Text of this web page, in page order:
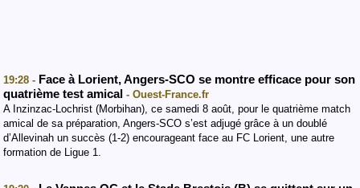
19:28 - Face à Lorient, Angers-SCO se montre efficace pour son
quatrième test amical - Ouest-France.fr
A Inzinzac-Lochrist (Morbihan), ce samedi 8 août, pour le quatrième match
amical de sa préparation, Angers-SCO s’est adjugé grâce à un doublé
d’Allevinah un succès (1-2) encourageant face au FC Lorient, une autre
formation de Ligue 1.